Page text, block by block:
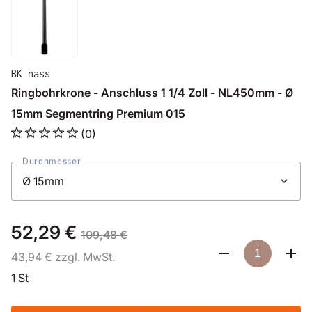
BK nass
Ringbohrkrone - Anschluss 1 1/4 Zoll - NL450mm - Ø
15mm Segmentring Premium 015
(0)
Durchmesser
52,29 € 109,48 €
43,94 € zzgl. MwSt.
1 St